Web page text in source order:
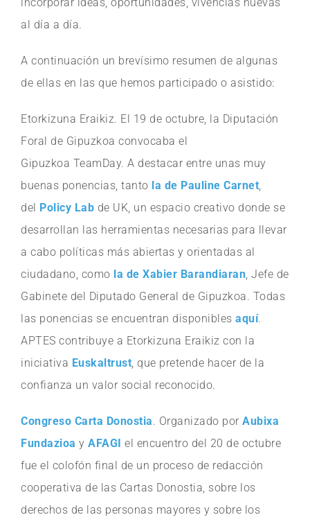
al día a día.
A continuación un brevísimo resumen de algunas
de ellas en las que hemos participado o asistido:
Etorkizuna Eraikiz. El 19 de octubre, la Diputación
Foral de Gipuzkoa convocaba el
Gipuzkoa TeamDay. A destacar entre unas muy
buenas ponencias, tanto la de Pauline Carnet
del Policy Lab de UK, un espacio creativo donde se
desarrollan las herramientas necesarias para llevar
a cabo políticas más abiertas y orientadas al
ciudadano, como la de Xabier Barandiaran , Jefe de
Gabinete del Diputado General de Gipuzkoa. Todas
las ponencias se encuentran disponibles aquí.
APTES contribuye a Etorkizuna Eraikiz con la
iniciativa Euskaltrust , que pretende hacer de la
confianza un valor social reconocido.
Congreso Carta Donostia. Organizado por Aubixa
Fundazioa y AFAGI el encuentro del 20 de octubre
fue el colofón final de un proceso de redacción
cooperativa de las Cartas Donostia, sobre los
derechos de las personas mayores y sobre los